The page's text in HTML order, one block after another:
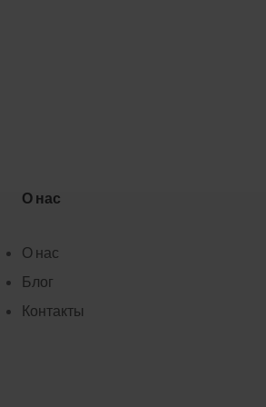
О нас
О нас
Блог
Контакты